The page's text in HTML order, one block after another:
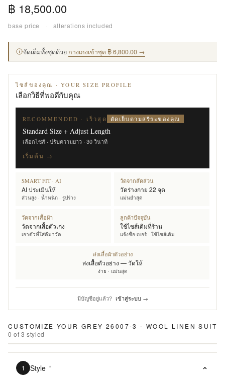
฿ 18,500.00
base price · alterations included
จัดเต็มทั้งชุดด้วย กางเกงเข้าชุด ฿ 6,800.00 →
ไซส์ของคุณ · YOUR SIZE PROFILE
เลือกวิธีที่พอดีกับคุณ
RECOMMENDED · เร็วสุด ตัดเย็บตามสรีระของคุณ
Standard Size + Adjust Length
เลือกไซส์ · ปรับความยาว · 30 วินาที
เริ่มต้น →
SMART FIT · AI
AI ประเมินให้
ส่วนสูง · น้ำหนัก · รูปร่าง
วัดจากสัดส่วน
วัดร่างกาย 22 จุด
แม่นยำสุด
วัดจากเสื้อผ้า
วัดจากเสื้อตัวเก่ง
เอาตัวที่ใส่ดีมาวัด
ลูกค้าปัจจุบัน
ใช้ไซส์เดิมที่ร้าน
แจ้งชื่อ-เบอร์ · ใช้ไซส์เดิม
ส่งเสื้อผ้าตัวอย่าง
ส่งเสื้อตัวอย่าง — วัดให้
ง่าย · แม่นสุด
มีบัญชีอยู่แล้ว? เข้าสู่ระบบ →
CUSTOMIZE YOUR GREY 26007-3 - WOOL LINEN SUIT
0 of3 styled
1 Style *